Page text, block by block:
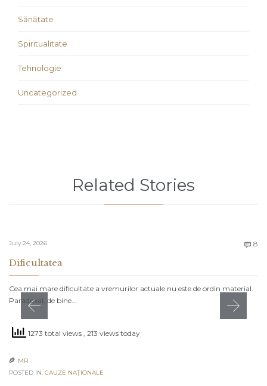
Sănătate
Spiritualitate
Tehnologie
Uncategorized
Related Stories
July 24, 2026  8
Dificultatea
Cea mai mare dificultate a vremurilor actuale nu este de ordin material.
Paradoxal, de bine…
1273 total views , 213 views today
 MR
POSTED IN: CAUZE NAŢIONALE